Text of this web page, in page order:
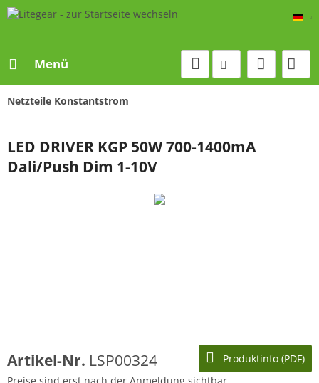
Menü
Netzteile Konstantstrom
LED DRIVER KGP 50W 700-1400mA
Dali/Push Dim 1-10V
Produktinfo (PDF)
Artikel-Nr. LSP00324